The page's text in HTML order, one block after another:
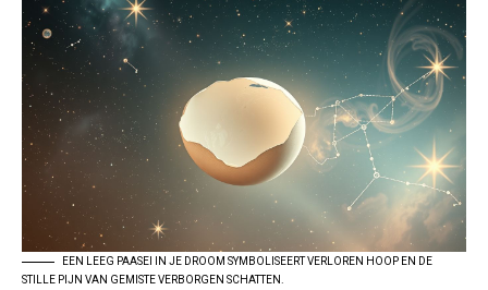
EEN LEEG PAASEI IN JE DROOM SYMBOLISEERT VERLOREN HOOP EN DE
STILLE PIJN VAN GEMISTE VERBORGEN SCHATTEN.